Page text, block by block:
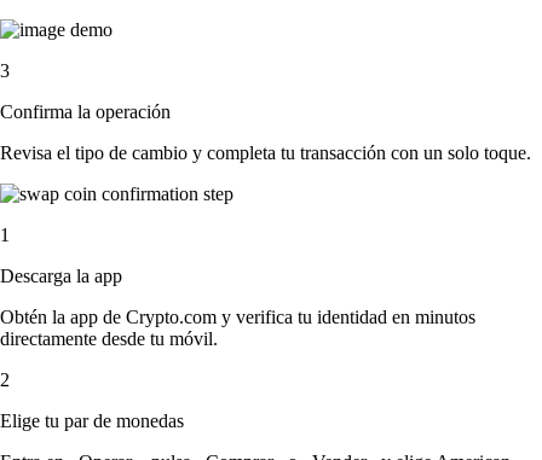
3
Confirma la operación
Revisa el tipo de cambio y completa tu transacción con un solo toque.
1
Descarga la app
Obtén la app de Crypto.com y verifica tu identidad en minutos
directamente desde tu móvil.
2
Elige tu par de monedas